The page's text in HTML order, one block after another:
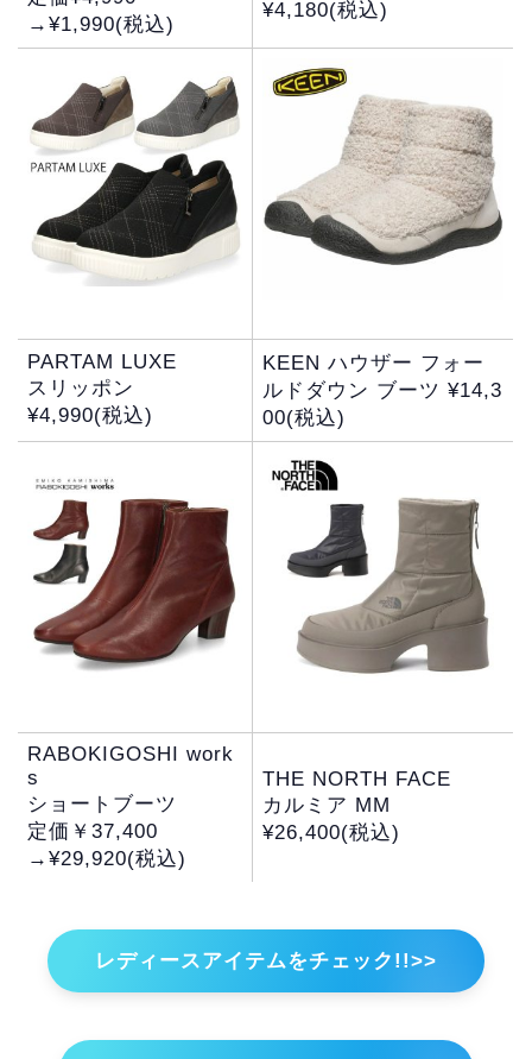
→¥1,990(税込)
¥4,180(税込)
PARTAM LUXE
スリッポン
¥4,990(税込)
KEEN ハウザー フォー
ルドダウン ブーツ ¥14,3
00(税込)
RABOKIGOSHI work
s
ショートブーツ
定価￥37,400
→¥29,920(税込)
THE NORTH FACE
カルミア MM
¥26,400(税込)
レディースアイテムをチェック!!>>